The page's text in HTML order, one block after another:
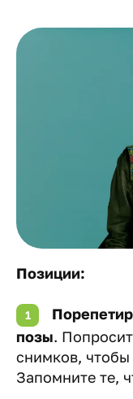
Позиции:
позы.
снимков,
Запомните те,